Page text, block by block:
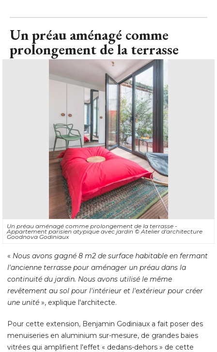
Un préau aménagé comme
prolongement de la terrasse
Un préau aménagé comme prolongement de la terrasse -
Appartement parisien atypique avec jardin © Atelier d'architecture
Goodnova Godiniaux
« Nous avons gagné 8 m2 de surface habitable en fermant
l'ancienne terrasse pour aménager un préau dans la
continuité du jardin. Nous avons utilisé le même
revêtement au sol pour l'intérieur et l'extérieur pour créer
une unité », explique l'architecte.
Pour cette extension, Benjamin Godiniaux a fait poser des
menuiseries en aluminium sur-mesure, de grandes baies
vitrées qui amplifient l'effet « dedans-dehors » de cette